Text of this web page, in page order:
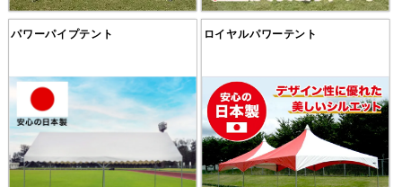
パワーパイプテント ロイヤルパワーテント